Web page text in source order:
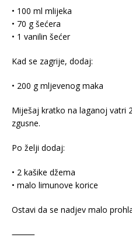
• 100 ml mlijeka
• 70 g šećera
• 1 vanilin šećer
Kad se zagrije, dodaj:
• 200 g mljevenog maka
Miješaj kratko na laganoj vatri
zgusne.
Po želji dodaj:
• 2 kašike džema
• malo limunove korice
Ostavi da se nadjev malo
⸻